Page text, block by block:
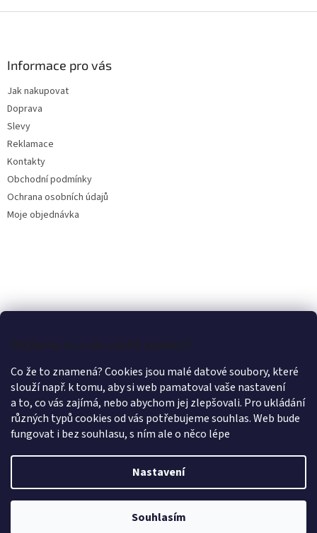
Můžeme si u vás uložit cookies?
Co že to znamená? Cookies jsou malé datové soubory, které
slouží např. k tomu, aby si web pamatoval vaše nastavení
a to, co vás zajímá, nebo abychom jej zlepšovali. Pro ukládání
různých typů cookies od vás potřebujeme souhlas. Web bude
fungovat i bez souhlasu, s ním ale o něco lépe
Nastavení
Souhlasím
Informace pro vás
Jak nakupovat
Doprava
Slevy
Reklamace
Kontakty
Obchodní podmínky
Ochrana osobních údajů
Moje objednávka
Vytvořil Shoptet
LÁTKY OLEX PRAHA. Všechna práva vyhrazena.